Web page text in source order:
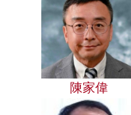
陳家偉